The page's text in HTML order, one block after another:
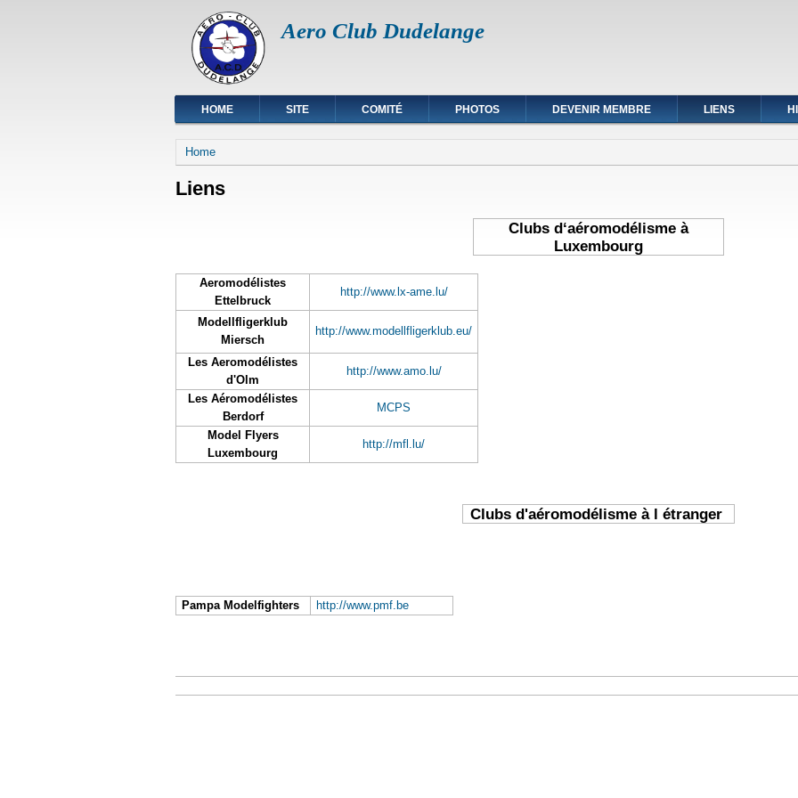
Aero Club Dudelange
HOME SITE COMITÉ PHOTOS DEVENIR MEMBRE LIENS
You are here
Home
Liens
Clubs d‘aéromodélisme à
Luxembourg
Aeromodélistes
Ettelbruck
http://www.lx-ame.lu/
Modellfligerklub
Miersch
http://www.modellfligerklub.eu/
Les Aeromodélistes
d'Olm
http://www.amo.lu/
Les Aéromodélistes
Berdorf
MCPS
Model Flyers
Luxembourg
http://mfl.lu/
Clubs d'aéromodélisme à l étranger
Pampa Modelfighters http://www.pmf.be